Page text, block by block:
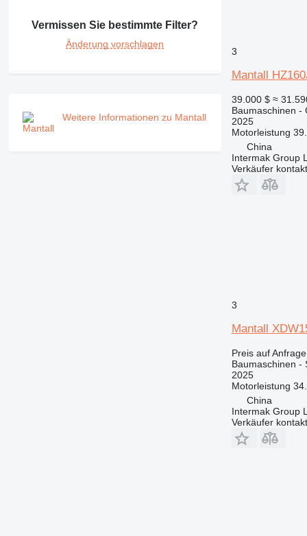
Vermissen Sie bestimmte Filter?
Änderung vorschlagen
Weitere Informationen zu Mantall
3
Mantall
39.000 $ ≈
Baumaschinen -
2025
Motorleistung
China
Intermak Group
Verkäufer
3
Mantall
Preis auf Anfrage
Baumaschinen -
2025
Motorleistung
China
Intermak Group
Verkäufer